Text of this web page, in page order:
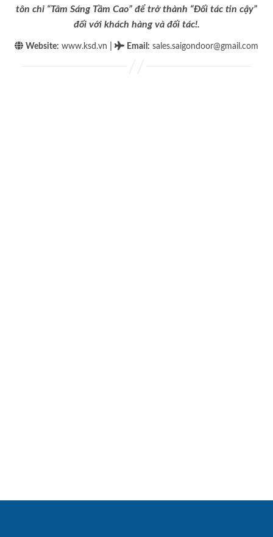
tôn chỉ “Tâm Sáng Tầm Cao” để trở thành “Đối tác tin cậy”
đối với khách hàng và đối tác!.
Website: www.ksd.vn Email : sales.saigondoor@gmail.com